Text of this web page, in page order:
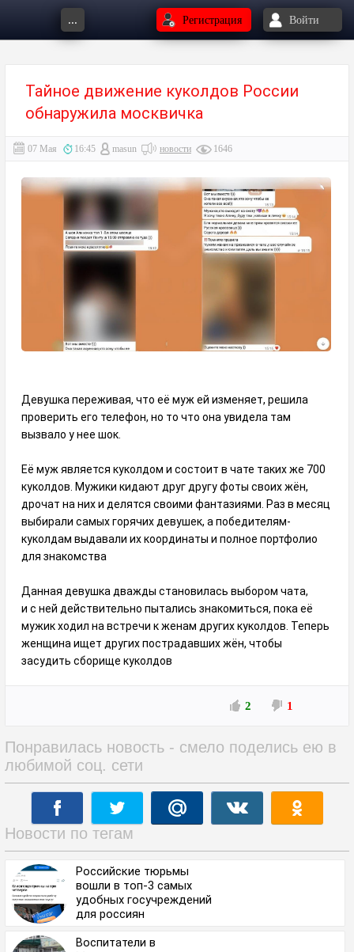
... Регистрация Войти
Тайное движение куколдов России
обнаружила москвичка
07 Мая 16:45 masun новости 1646
Девушка переживая, что её муж ей изменяет, решила
проверить его телефон, но то что она увидела там
вызвало у нее шок.
Её муж является куколдом и состоит в чате таких же 700
куколдов. Мужики кидают друг другу фоты своих жён,
дрочат на них и делятся своими фантазиями. Раз в месяц
выбирали самых горячих девушек, а победителям-
куколдам выдавали их координаты и полное портфолио
для знакомства
Данная девушка дважды становилась выбором чата,
и с ней действительно пытались знакомиться, пока её
мужик ходил на встречи к женам других куколдов. Теперь
женщина ищет других пострадавших жён, чтобы
засудить сборище куколдов
2 1
Понравилась новость - смело поделись ею в
любимой соц. сети
Новости по тегам
Российские тюрьмы
вошли в топ-3 самых
удобных госучреждений
для россиян
Воспитатели в